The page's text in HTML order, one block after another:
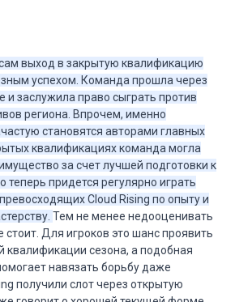
выход в закрытую квалификацию
успехом. Команда прошла через
и заслужила право сыграть против
региона. Впрочем, именно
становятся авторами главных
квалификациях команда могла
за счет лучшей подготовки к
придется регулярно играть
Cloud Rising по опыту и
Тем не менее недооценивать
стоит. Для игроков это шанс проявить
квалификации сезона, а подобная
навязать борьбу даже
получили слот через открытую